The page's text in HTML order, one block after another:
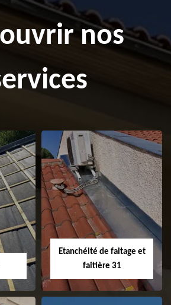
nos
Etanchéité de faitage et
faitière 31